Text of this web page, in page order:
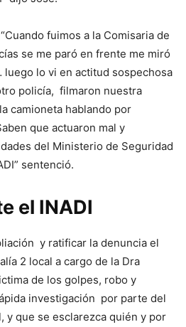
fuimos a la Comisaria de
se me paró en frente me miró
lo vi en actitud sospechosa
policía, filmaron nuestra
camioneta hablando por
que actuaron mal y
del Ministerio de Seguridad
sentenció.
el INADI
y ratificar la denuncia el
2 local a cargo de la Dra
de los golpes, robo y
investigación por parte del
y que se esclarezca quién y por